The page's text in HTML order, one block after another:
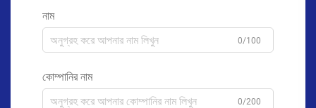
নাম
0/100
কোম্পানির নাম
0/200